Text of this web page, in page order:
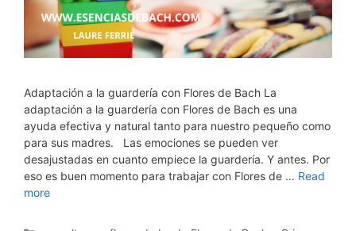
Adaptación a la guardería con Flores de Bach La
adaptación a la guardería con Flores de Bach es una
ayuda efectiva y natural tanto para nuestro pequeño como
para sus madres. Las emociones se pueden ver
desajustadas en cuanto empiece la guardería. Y antes. Por
eso es buen momento para trabajar con Flores de … Read
more